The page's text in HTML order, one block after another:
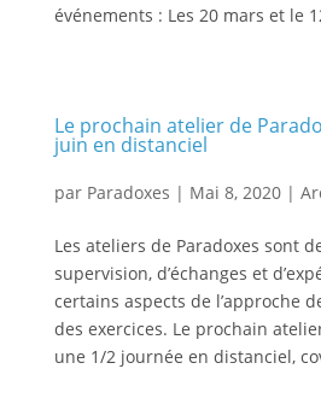
événements : Les 20 mars et le
Le prochain atelier de
juin en distanciel
par Paradoxes | Mai 8, 2020|
Les ateliers de Paradoxes sont
supervision, d’échanges et
certains aspects de l’approche
des exercices. Le prochain
une 1/2 journée en distanciel,